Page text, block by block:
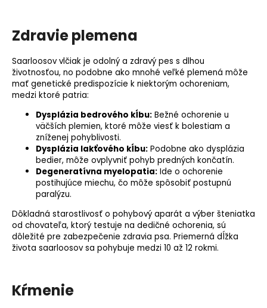
Zdravie plemena
Saarloosov vlčiak je odolný a zdravý pes s dlhou
životnosťou, no podobne ako mnohé veľké plemená môže
mať genetické predispozície k niektorým ochoreniam,
medzi ktoré patria:
Dysplázia bedrového kĺbu: Bežné ochorenie u
väčších plemien, ktoré môže viesť k bolestiam a
zníženej pohyblivosti.
Dysplázia lakťového kĺbu: Podobne ako dysplázia
bedier, môže ovplyvniť pohyb predných končatín.
Degeneratívna myelopatia: Ide o ochorenie
postihujúce miechu, čo môže spôsobiť postupnú
paralýzu.
Dôkladná starostlivosť o pohybový aparát a výber šteniatka
od chovateľa, ktorý testuje na dedičné ochorenia, sú
dôležité pre zabezpečenie zdravia psa. Priemerná dĺžka
života saarloosov sa pohybuje medzi 10 až 12 rokmi.
Kŕmenie